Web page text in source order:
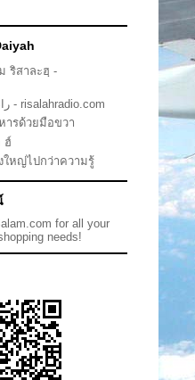
ริสาละฮฺ -
راديو الرسالة فطاني - risalahradio.com
ารด้วยมือขวา
ฮ์
ใหญ่ไปกว่าความรู้